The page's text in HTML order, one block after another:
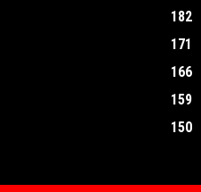
182
171
166
159
150